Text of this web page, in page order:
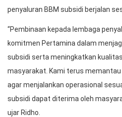
penyaluran BBM subsidi berjalan
“Pembinaan kepada lembaga
komitmen Pertamina dalam
subsidi serta meningkatkan
masyarakat. Kami terus
agar menjalankan operasional
subsidi dapat diterima oleh
ujar Ridho.